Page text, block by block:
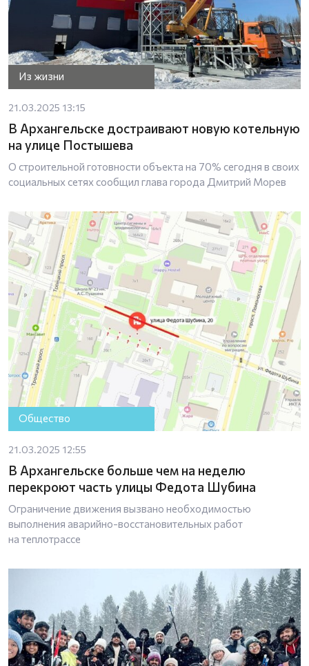
Из жизни
21.03.2025 13:15
В Архангельске достраивают новую котельную
на улице Постышева
О строительной готовности объекта на 70% сегодня в своих
социальных сетях сообщил глава города Дмитрий Морев
Общество
21.03.2025 12:55
В Архангельске больше чем на неделю
перекроют часть улицы Федота Шубина
Ограничение движения вызвано необходимостью
выполнения аварийно-восстановительных работ
на теплотрассе